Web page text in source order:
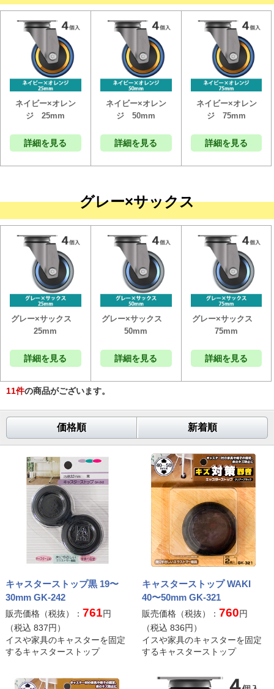
ネイビー×オレン
ジ 25mm
詳細を見る
ネイビー×オレン
ジ 50mm
詳細を見る
ネイビー×オレン
ジ 75mm
詳細を見る
グレー×サックス
グレー×サックス
25mm
詳細を見る
グレー×サックス
50mm
詳細を見る
グレー×サックス
75mm
詳細を見る
11件の商品がございます。
価格順 新着順
キャスターストップ黒 19〜
30mm GK-242
販売価格（税抜）： 761円
（税込 837円）
イスや家具のキャスターを固定
するキャスターストップ
キャスターストップ WAKI
40〜50mm GK-321
販売価格（税抜）： 760円
（税込836円）
イスや家具のキャスターを固定
するキャスターストップ